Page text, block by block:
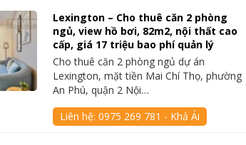
Lexington – Cho thuê căn 2 phòng
ngủ, view hồ bơi, 82m2, nội thất cao
cấp, giá 17 triệu bao phí quản lý
Cho thuê căn 2 phòng ngủ dự án
Lexington, mặt tiền Mai Chí Thọ, phường
An Phú, quận 2 Nội…
Liên hệ:0975 269 781 - Khả Ái